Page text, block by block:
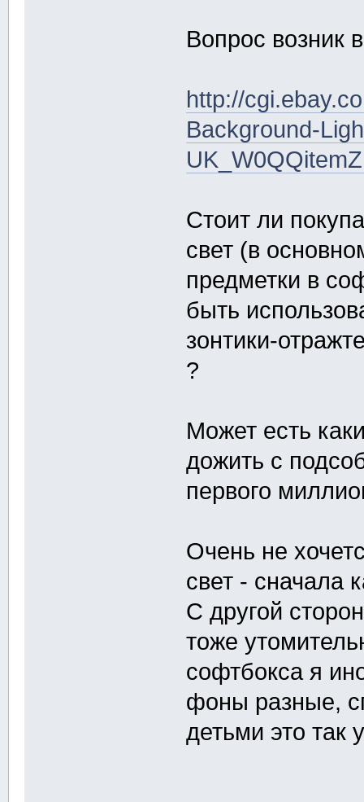
Вопрос возник
http://
Background-
Стоит ли
свет (в
предметки в
быть
зонтики-
?
Может есть
дожить с
первого
Очень не
свет - сначала
С другой
тоже
софтбокса я
фоны разные,
детьми это так